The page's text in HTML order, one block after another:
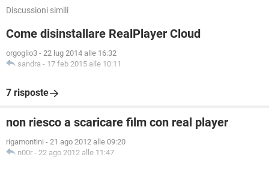
Discussioni simili
Come disinstallare RealPlayer Cloud
orgoglio3 - 22 lug 2014 alle 16:32
sandra - 17 feb 2015 alle 10:11
7 risposte
non riesco a scaricare film con real player
rigamontini - 21 ago 2012 alle 09:20
n00r - 22 ago 2012 alle 11:47